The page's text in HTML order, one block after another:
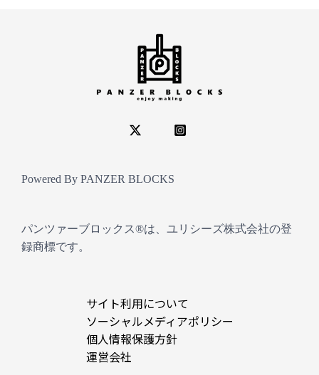
Powered By PANZER BLOCKS
パンツァーブロックス®は、ユリシーズ株式会社の登
録商標です。
サイト利用について
ソーシャルメディアポリシー
個人情報保護方針
運営会社